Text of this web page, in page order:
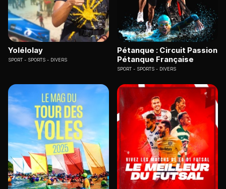
Yolélolay
SPORT SPORTS - DIVERS
Pétanque : Circuit Passion
Pétanque Française
SPORT SPORTS - DIVERS